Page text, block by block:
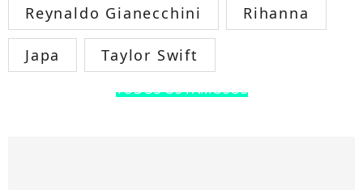
Reynaldo Gianecchini Rihanna
Japa Taylor Swift
TODOS OS FAMOSOS